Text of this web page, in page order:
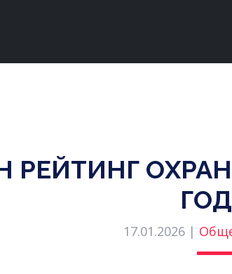
РЕЙТИНГ
17.01.2026 |